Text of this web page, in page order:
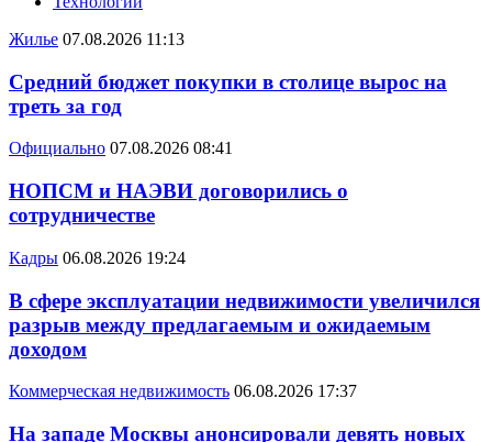
Жилье 07.08.2026 11:13
Средний бюджет покупки в столице вырос на
треть за год
Официально 07.08.2026 08:41
НОПСМ и НАЭВИ договорились о
сотрудничестве
Кадры 06.08.2026 19:24
В сфере эксплуатации недвижимости увеличился
разрыв между предлагаемым и ожидаемым
доходом
Коммерческая недвижимость 06.08.2026 17:37
На западе Москвы анонсировали девять новых